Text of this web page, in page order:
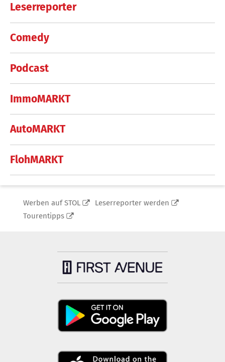
Leserreporter
Comedy
Podcast
ImmoMARKT
AutoMARKT
FlohMARKT
Werben auf STOL
Leserreporter werden
Tourentipps